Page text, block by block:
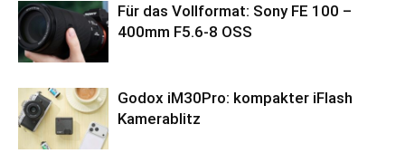
Für das Vollformat: Sony FE 100 –
400mm F5.6-8 OSS
Godox iM30Pro: kompakter iFlash
Kamerablitz